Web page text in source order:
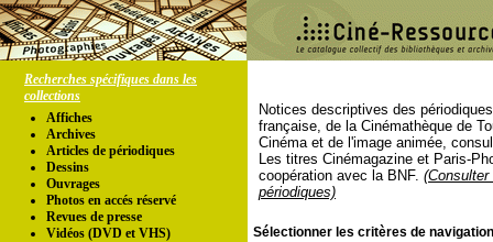
Recherches spécifiques dans les
collections
Affiches
Archives
Articles de périodiques
Dessins
Ouvrages
Photos en accés réservé
Revues de presse
Vidéos (DVD et VHS)
Notices descriptives des
française, de la Cinémathèque de
Cinéma et de l'image animée,
Les titres Cinémagazine et Paris-
coopération avec la BNF.
périodiques)
Sélectionner les critères de